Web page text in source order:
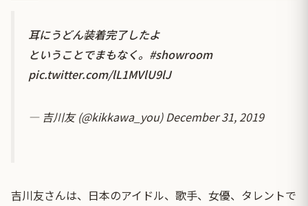
耳にうどん装着完了したよ
ということでまもなく。 #showroom
pic.twitter.com/lL1MVlU9lJ
— 吉川友 (@kikkawa_you)December 31, 2019
吉川友さんは、日本のアイドル、歌手、女優、タレントで